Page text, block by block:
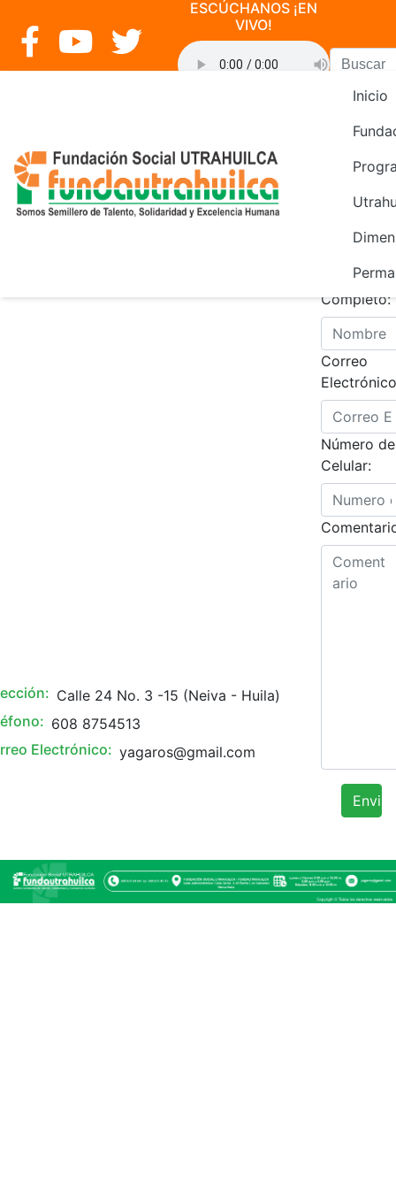
ESCÚCHANOS ¡EN
VIVO!
Inicio
Contacto
Calle 24 No. 3 -15 (Neiva - Huila)
608 8754513
Electrónico: yagaros@gmail.com
Nombre
Completo:
Correo
Número de
Celular:
Enviar